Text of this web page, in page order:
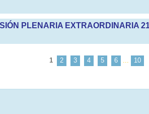
PLENARIA EXTRAORDINARIA
1 2 3 4 5 6 ... 10